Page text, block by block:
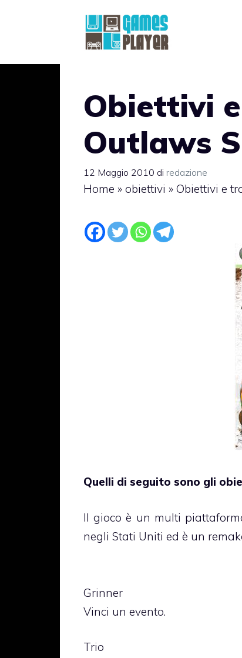
Obiettivi
Outlaws
12 Maggio 2010 di redazione
Home » obiettivi » Obiettivi e
Quelli di seguito sono gli
Il gioco è un multi
negli Stati Uniti ed è un
Grinner
Vinci un evento.
Trio